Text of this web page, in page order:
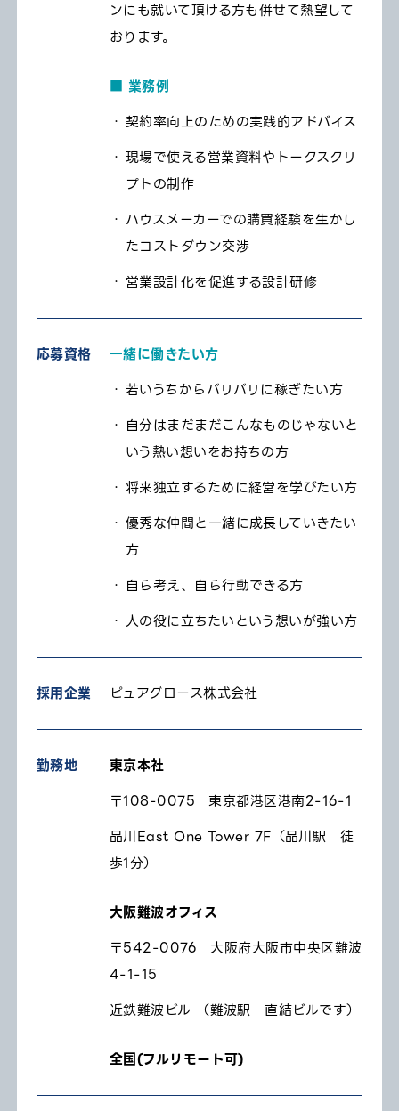
ンにも就いて頂ける方も併せて熱望して
おります。
■ 業務例
契約率向上のための実践的アドバイス
現場で使える営業資料やトークスクリ
プトの制作
ハウスメーカーでの購買経験を生かし
たコストダウン交渉
営業設計化を促進する設計研修
応募資格
一緒に働きたい方
若いうちからバリバリに稼ぎたい方
自分はまだまだこんなものじゃないと
いう熱い想いをお持ちの方
将来独立するために経営を学びたい方
優秀な仲間と一緒に成長していきたい
方
自ら考え、自ら行動できる方
人の役に立ちたいという想いが強い方
採用企業 ピュアグロース株式会社
勤務地
東京本社
〒108-0075 東京都港区港南2-16-1
品川East One Tower 7F（品川駅 徒
歩1分）
大阪難波オフィス
〒542-0076 大阪府大阪市中央区難波
4-1-15
近鉄難波ビル （難波駅 直結ビルです）
全国(フルリモート可)